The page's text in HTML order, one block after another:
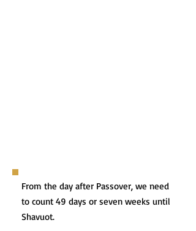
From the day after Passover, we need
to count 49 days or seven weeks until
Shavuot.